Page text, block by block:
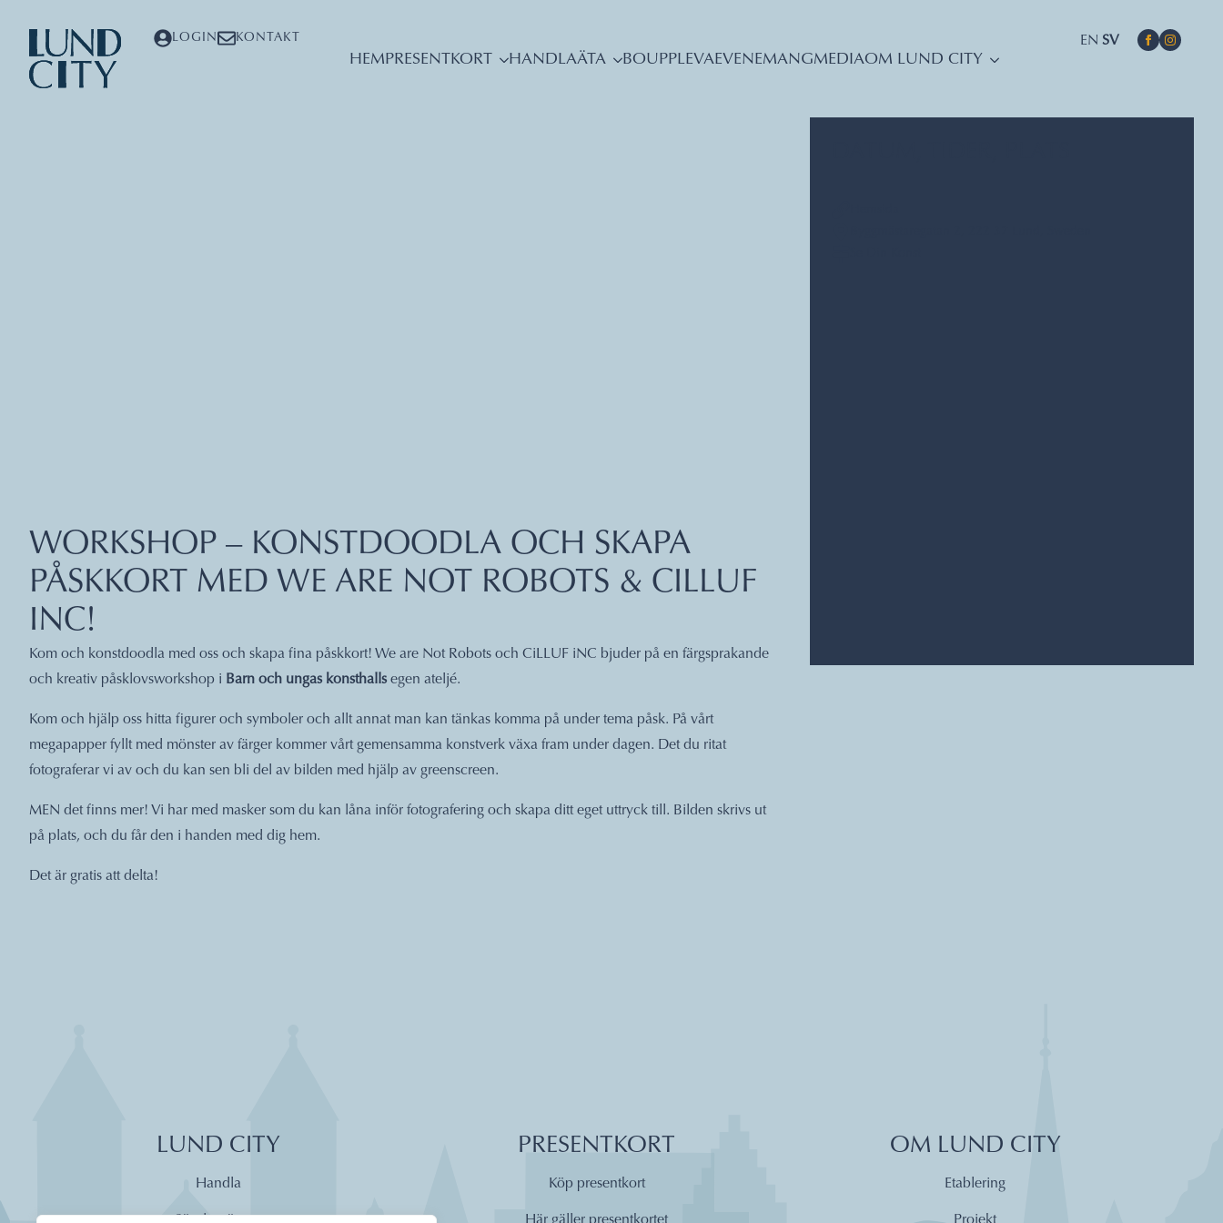
LOGIN KONTAKT EN SV
HEMPRESENTKORT HANDLAÄTA BOUPPLEVAEVENEMANGMEDIAOM LUND CITY
WORKSHOP – KONSTDOODLA OCH SKAPA
PÅSKKORT MED WE ARE NOT ROBOTS & CILLUF
INC!
Kom och konstdoodla med oss och skapa fina påskkort! We are Not Robots och CiLLUF iNC bjuder på en färgsprakande
och kreativ påsklovsworkshop i Barn och ungas konsthalls egen ateljé.
Kom och hjälp oss hitta figurer och symboler och allt annat man kan tänkas komma på under tema påsk. På vårt
megapapper fyllt med mönster av färger kommer vårt gemensamma konstverk växa fram under dagen. Det du ritat
fotograferar vi av och du kan sen bli del av bilden med hjälp av greenscreen.
MEN det finns mer! Vi har med masker som du kan låna inför fotografering och skapa ditt eget uttryck till. Bilden skrivs ut
på plats, och du får den i handen med dig hem.
Det är gratis att delta!
LUND CITY
Handla
PRESENTKORT
Köp presentkort
OM LUND CITY
Etablering